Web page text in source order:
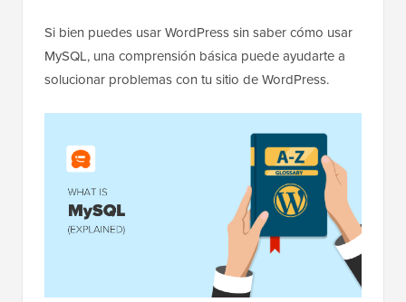
Si bien puedes usar WordPress sin saber cómo usar
MySQL, una comprensión básica puede ayudarte a
solucionar problemas con tu sitio de WordPress.